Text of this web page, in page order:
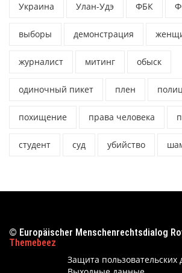
Украина Улан-Удэ ФБК
выборы демонстрация
журналист митинг обыск
одиночный пикет плен
похищение права человека
студент суд убийство
© Europäischer Menschenrechtsdialog
Themebeez
Защита пользовательских